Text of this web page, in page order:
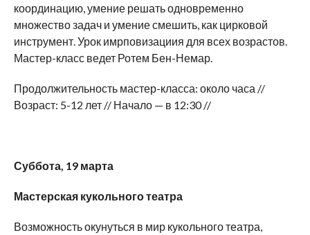
координацию, умение решать одновременно
множество задач и умение смешить, как цирковой
инструмент. Урок имрповизациия для всех возрастов.
Мастер-класс ведет Ротем Бен-Немар.
Продолжительность мастер-класса: около часа //
Возраст: 5-12 лет // Начало — в 12:30 //
Суббота 19марта
Мастерская кукольного театра
Возможность окунуться в мир кукольного театра,